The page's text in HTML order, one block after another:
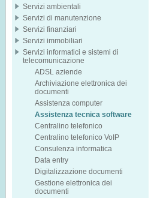
Servizi ambientali
Servizi di manutenzione
Servizi finanziari
Servizi immobiliari
Servizi informatici e sistemi di
telecomunicazione
ADSL aziende
Archiviazione elettronica dei
documenti
Assistenza computer
Assistenza tecnica software
Centralino telefonico
Centralino telefonico VoIP
Consulenza informatica
Data entry
Digitalizzazione documenti
Gestione elettronica dei
documenti